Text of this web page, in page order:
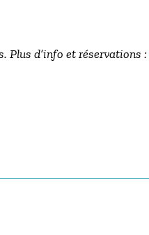
Plus d’info et réservations :